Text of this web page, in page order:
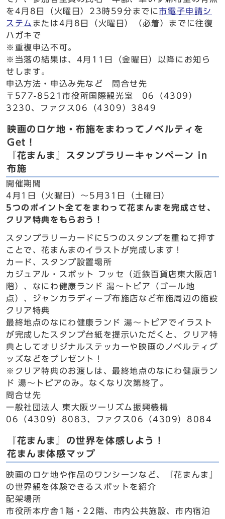
を4月8日（火曜日）23時59分までに市電子申請シ
ステム または4月8日（火曜日）（必着）までに往復
ハガキで
※重複申込不可。
※当落の結果は、4月11日（金曜日）以降にお知ら
せします。
申込方法・申込み先など 問合せ先
〒577-8521市役所国際観光室 06（4309）
3230、ファクス06（4309）3849
映画のロケ地・布施をまわってノベルティを
Get！
『花まんま』スタンプラリーキャンペーン in
布施
開催期間
4月1日（火曜日）～5月31日（土曜日）
5つのポイント全てをまわって花まんまを完成させ、
クリア特典をもらおう！
スタンプラリーカードに5つのスタンプを重ねて押す
ことで、花まんまのイラストが完成します！
カード、スタンプ設置場所
カジュアル・スポット フッセ（近鉄百貨店東大阪店1
階）、なにわ健康ランド 湯～トピア（ゴール地
点）、ジャンカラディープ布施店など布施周辺の施設
クリア特典
最終地点のなにわ健康ランド 湯～トピアでイラスト
が完成したスタンプ台紙を提示いただくと、クリア特
典としてオリジナルステッカーや映画のノベルティグ
ッズなどをプレゼント！
※クリア特典のお渡しは、最終地点のなにわ健康ラン
ド 湯～トピアのみ。なくなり次第終了。
問合せ先
一般社団法人 東大阪ツーリズム振興機構
06（4309）8083、ファクス06（4309）8084
『花まんま』の世界を体感しよう！
花まんま体感マップ
映画のロケ地や作品のワンシーンなど、『花まんま』
の世界観を体験できるスポットを紹介
配架場所
市役所本庁舎1階・22階、市内公共施設、市内宿泊